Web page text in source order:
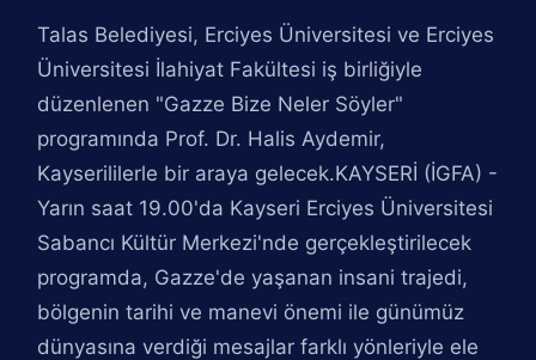
Talas Belediyesi, Erciyes Üniversitesi ve Erciyes
Üniversitesi İlahiyat Fakültesi iş birliğiyle
düzenlenen "Gazze Bize Neler Söyler"
programında Prof. Dr. Halis Aydemir,
Kayserililerle bir araya gelecek.KAYSERİ (İGFA) -
Yarın saat 19.00'da Kayseri Erciyes Üniversitesi
Sabancı Kültür Merkezi'nde gerçekleştirilecek
programda, Gazze'de yaşanan insani trajedi,
bölgenin tarihi ve manevi önemi ile günümüz
dünyasına verdiği mesajlar farklı yönleriyle ele